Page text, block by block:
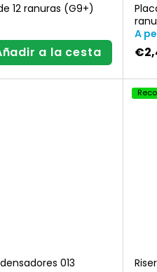
12 ranuras (G9+)
a la cesta
A
013